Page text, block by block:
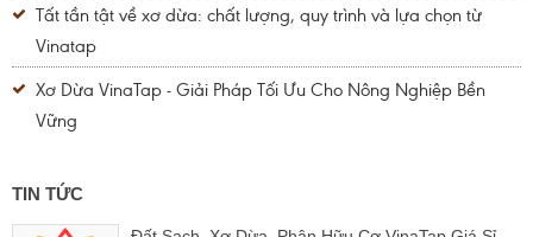
Tất tần tật về xơ dừa: chất lượng, quy trình và lựa chọn từ
Vinatap
Xơ Dừa VinaTap - Giải Pháp Tối Ưu Cho Nông Nghiệp Bền
Vững
TIN TỨC